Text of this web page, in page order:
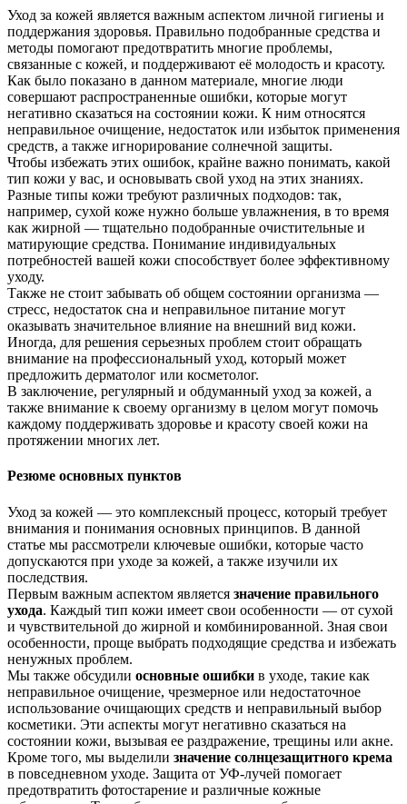
Уход за кожей является важным аспектом личной гигиены и
поддержания здоровья. Правильно подобранные средства и
методы помогают предотвратить многие проблемы,
связанные с кожей, и поддерживают её молодость и красоту.
Как было показано в данном материале, многие люди
совершают распространенные ошибки, которые могут
негативно сказаться на состоянии кожи. К ним относятся
неправильное очищение, недостаток или избыток применения
средств, а также игнорирование солнечной защиты.
Чтобы избежать этих ошибок, крайне важно понимать, какой
тип кожи у вас, и основывать свой уход на этих знаниях.
Разные типы кожи требуют различных подходов: так,
например, сухой коже нужно больше увлажнения, в то время
как жирной — тщательно подобранные очистительные и
матирующие средства. Понимание индивидуальных
потребностей вашей кожи способствует более эффективному
уходу.
Также не стоит забывать об общем состоянии организма —
стресс, недостаток сна и неправильное питание могут
оказывать значительное влияние на внешний вид кожи.
Иногда, для решения серьезных проблем стоит обращать
внимание на профессиональный уход, который может
предложить дерматолог или косметолог.
В заключение, регулярный и обдуманный уход за кожей, а
также внимание к своему организму в целом могут помочь
каждому поддерживать здоровье и красоту своей кожи на
протяжении многих лет.
Резюме основных пунктов
Уход за кожей — это комплексный процесс, который требует
внимания и понимания основных принципов. В данной
статье мы рассмотрели ключевые ошибки, которые часто
допускаются при уходе за кожей, а также изучили их
последствия.
Первым важным аспектом является значение правильного
ухода. Каждый тип кожи имеет свои особенности — от сухой
и чувствительной до жирной и комбинированной. Зная свои
особенности, проще выбрать подходящие средства и избежать
ненужных проблем.
Мы также обсудили основные ошибки в уходе, такие как
неправильное очищение, чрезмерное или недостаточное
использование очищающих средств и неправильный выбор
косметики. Эти аспекты могут негативно сказаться на
состоянии кожи, вызывая ее раздражение, трещины или акне.
Кроме того, мы выделили значение солнцезащитного крема
в повседневном уходе. Защита от УФ-лучей помогает
предотвратить фотостарение и различные кожные